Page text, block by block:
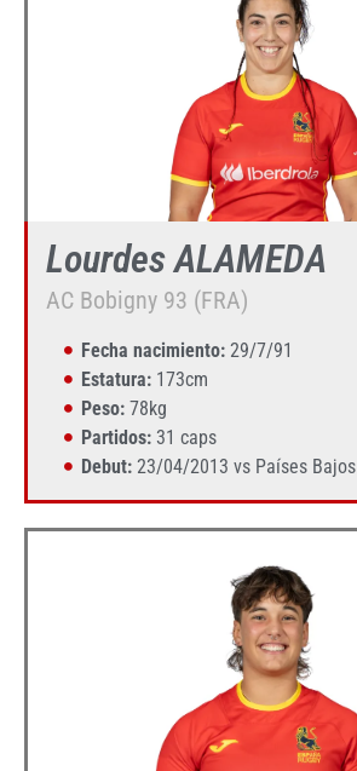
Lourdes ALAMEDA
AC Bobigny 93 (FRA)
Fecha nacimiento:29/7/91
Estatura:173cm
Peso:78kg
Partidos:31 caps
Debut:23/04/2013 vs Países Bajos